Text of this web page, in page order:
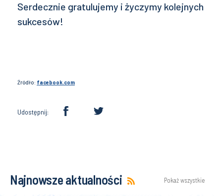
Serdecznie gratulujemy i życzymy kolejnych
sukcesów!
Źródło: facebook.com
Udostępnij:
Najnowsze aktualności Pokaż wszystkie